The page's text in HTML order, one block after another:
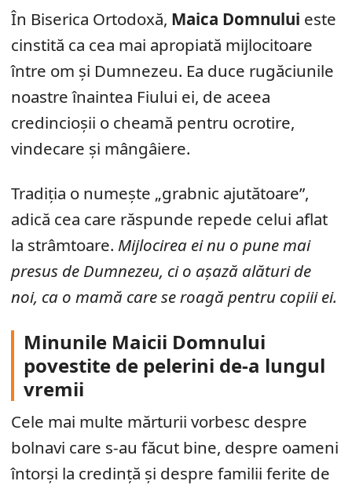
În Biserica Ortodoxă, Maica Domnului este
cinstită ca cea mai apropiată mijlocitoare
între om și Dumnezeu. Ea duce rugăciunile
noastre înaintea Fiului ei, de aceea
credincioșii o cheamă pentru ocrotire,
vindecare și mângâiere.
Tradiția o numește „grabnic ajutătoare”,
adică cea care răspunde repede celui aflat
la strâmtoare. Mijlocirea ei nu o pune mai
presus de Dumnezeu, ci o așază alături de
noi, ca o mamă care se roagă pentru copiii ei.
Minunile Maicii Domnului
povestite de pelerini de-a lungul
vremii
Cele mai multe mărturii vorbesc despre
bolnavi care s-au făcut bine, despre oameni
întorși la credință și despre familii ferite de